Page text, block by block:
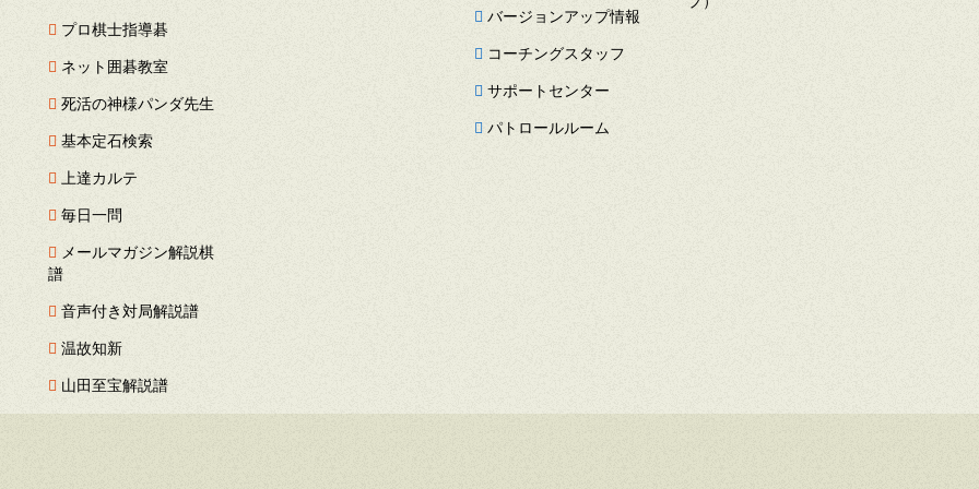
プロ棋士指導碁
ネット囲碁教室
死活の神様パンダ先生
基本定石検索
上達カルテ
毎日一問
メールマガジン解説棋
譜
音声付き対局解説譜
温故知新
山田至宝解説譜
バージョンアップ情報
コーチングスタッフ
サポートセンター
パトロールルーム